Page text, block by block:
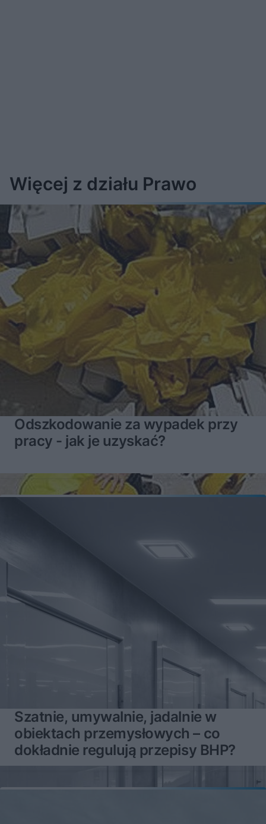
Więcej z działu Prawo
Odszkodowanie za wypadek przy
pracy - jak je uzyskać?
Szatnie, umywalnie, jadalnie w
obiektach przemysłowych – co
dokładnie regulują przepisy BHP?